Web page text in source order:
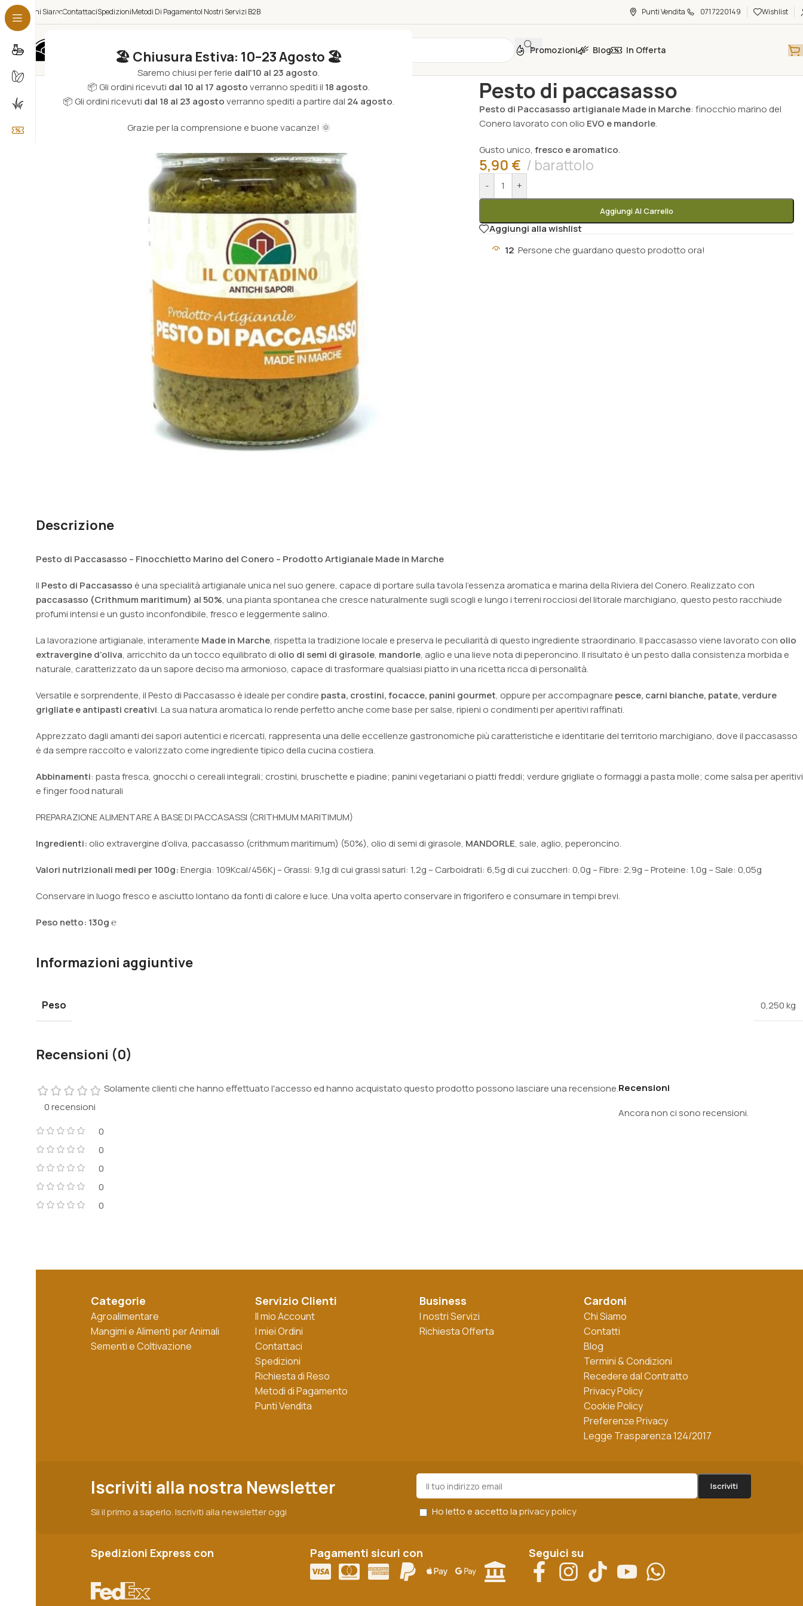
🏖️ Chiusura Estiva: 10–23 Agosto 🏖️
Saremo chiusi per ferie dall'10 al 23 agosto.
📦 Gli ordini ricevuti dal 10 al 17 agostoverranno spediti il 18 agosto.
📦 Gli ordini ricevuti dal 18 al 23 agostoverranno spediti a partire dal 24 agosto.
Grazie per la comprensione e buone vacanze! 🌞
Chi SiamoContattaciSpedizioniMetodi Di PagamentoI Nostri Servizi B2B Punti Vendita 071 7220149 Wishlist
Categorie Promozioni Blog In Offerta
Pesto di paccasasso
Pesto di Paccasasso artigianale Made in Marche: finocchio marino del
Conero lavorato con olio EVO e mandorle.
Gusto unico,fresco e aromatico.
5,90 € barattolo
- +
Aggiungi Al Carrello
Aggiungi alla wishlist
12 Persone che guardano questo prodotto ora!
Descrizione
Pesto di Paccasasso – Finocchietto Marino del Conero – Prodotto Artigianale Made in Marche
Il Pesto di Paccasasso è una specialità artigianale unica nel suo genere, capace di portare sulla tavola l’essenza aromatica e marina della Riviera del Conero. Realizzato con
paccasasso (Crithmum maritimum) al 50%, una pianta spontanea che cresce naturalmente sugli scogli e lungo i terreni rocciosi del litorale marchigiano, questo pesto racchiude
profumi intensi e un gusto inconfondibile, fresco e leggermente salino.
La lavorazione artigianale, interamente Made in Marche, rispetta la tradizione locale e preserva le peculiarità di questo ingrediente straordinario. Il paccasasso viene lavorato con olio
extravergine d’oliva, arricchito da un tocco equilibrato di olio di semi di girasole, mandorle, aglio e una lieve nota di peperoncino. Il risultato è un pesto dalla consistenza morbida e
naturale, caratterizzato da un sapore deciso ma armonioso, capace di trasformare qualsiasi piatto in una ricetta ricca di personalità.
Versatile e sorprendente, il Pesto di Paccasasso è ideale per condire pasta, crostini, focacce, panini gourmet, oppure per accompagnare pesce, carni bianche, patate, verdure
grigliate e antipasti creativi. La sua natura aromatica lo rende perfetto anche come base per salse, ripieni o condimenti per aperitivi raffinati.
Apprezzato dagli amanti dei sapori autentici e ricercati, rappresenta una delle eccellenze gastronomiche più caratteristiche e identitarie del territorio marchigiano, dove il paccasasso
è da sempre raccolto e valorizzato come ingrediente tipico della cucina costiera.
Abbinamenti: pasta fresca, gnocchi o cereali integrali; crostini, bruschette e piadine; panini vegetariani o piatti freddi; verdure grigliate o formaggi a pasta molle; come salsa per aperitivi
e finger food naturali
PREPARAZIONE ALIMENTARE A BASE DI PACCASASSI (CRITHMUM MARITIMUM)
Ingredienti: olio extravergine d’oliva, paccasasso (crithmum maritimum) (50%), olio di semi di girasole, MANDORLE, sale, aglio, peperoncino.
Valori nutrizionali medi per 100g:Energia: 109Kcal/456Kj – Grassi: 9,1g di cui grassi saturi: 1,2g – Carboidrati: 6,5g di cui zuccheri: 0,0g – Fibre: 2,9g – Proteine: 1,0g – Sale: 0,05g
Conservare in luogo fresco e asciutto lontano da fonti di calore e luce. Una volta aperto conservare in frigorifero e consumare in tempi brevi.
Peso netto: 130g ℮
Informazioni aggiuntive
Peso 0,250 kg
Recensioni (0)
0 recensioni
0
0
0
0
0
Recensioni
Ancora non ci sono recensioni.
Solamente clienti che hanno effettuato l'accesso ed hanno acquistato questo prodotto possono lasciare una recensione.
Categorie
Agroalimentare
Mangimi e Alimenti per Animali
Sementi e Coltivazione
Servizio Clienti
Il mio Account
I miei Ordini
Contattaci
Spedizioni
Richiesta di Reso
Metodi di Pagamento
Punti Vendita
Business
I nostri Servizi
Richiesta Offerta
Cardoni
Chi Siamo
Contatti
Blog
Termini & Condizioni
Recedere dal Contratto
Privacy Policy
Cookie Policy
Preferenze Privacy
Legge Trasparenza 124/2017
Iscriviti alla nostra Newsletter
Sii il primo a saperlo. Iscriviti alla newsletter oggi Ho letto e accetto laprivacy policy
Spedizioni Express con Pagamenti sicuri con Seguici su